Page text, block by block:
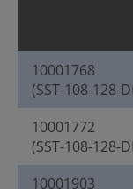
10001768
(SST-108-128-
10001772
(SST-108-128-
10001903